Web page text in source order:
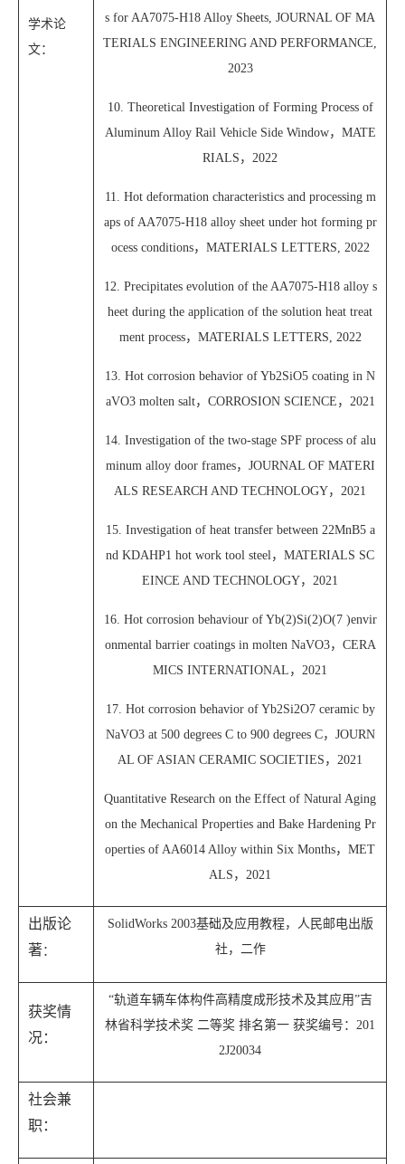
学术论
文：
s for AA7075-H18 Alloy Sheets, JOURNAL OF MA
TERIALS ENGINEERING AND PERFORMANCE,
2023
10. Theoretical Investigation of Forming Process of
Aluminum Alloy Rail Vehicle Side Window，MATE
RIALS，2022
11. Hot deformation characteristics and processing m
aps of AA7075-H18 alloy sheet under hot forming pr
ocess conditions，MATERIALS LETTERS, 2022
12. Precipitates evolution of the AA7075-H18 alloy s
heet during the application of the solution heat treat
ment process，MATERIALS LETTERS, 2022
13. Hot corrosion behavior of Yb2SiO5 coating in N
aVO3 molten salt，CORROSION SCIENCE，2021
14. Investigation of the two-stage SPF process of alu
minum alloy door frames，JOURNAL OF MATERI
ALS RESEARCH AND TECHNOLOGY，2021
15. Investigation of heat transfer between 22MnB5 a
nd KDAHP1 hot work tool steel，MATERIALS SC
EINCE AND TECHNOLOGY，2021
16. Hot corrosion behaviour of Yb(2)Si(2)O(7 )envir
onmental barrier coatings in molten NaVO3，CERA
MICS INTERNATIONAL，2021
17. Hot corrosion behavior of Yb2Si2O7 ceramic by
NaVO3 at 500 degrees C to 900 degrees C，JOURN
AL OF ASIAN CERAMIC SOCIETIES，2021
Quantitative Research on the Effect of Natural Aging
on the Mechanical Properties and Bake Hardening Pr
operties of AA6014 Alloy within Six Months，MET
ALS，2021
出版论
著 ：
SolidWorks 2003基础及应用教程，人民邮电出版
社，二作
获奖情
况：
“轨道车辆车体构件高精度成形技术及其应用”吉
林省科学技术奖 二等奖 排名第一 获奖编号： 201
2J20034
社会兼
职：